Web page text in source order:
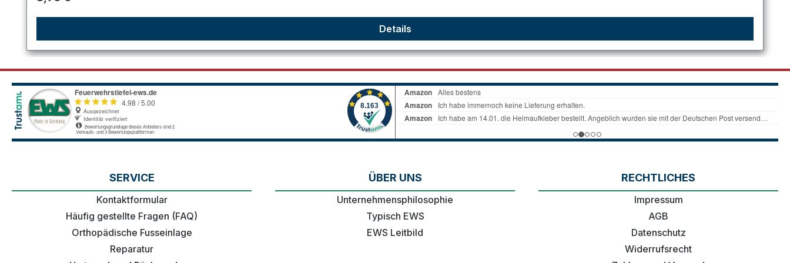
Details
SERVICE
Kontaktformular
Häufig gestellte Fragen (FAQ)
Orthopädische Fusseinlage
Reparatur
ÜBER UNS
Unternehmensphilosophie
Typisch EWS
EWS Leitbild
RECHTLICHES
Impressum
AGB
Datenschutz
Widerrufsrecht